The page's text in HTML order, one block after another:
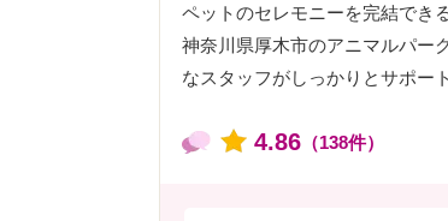
ペットのセレモニーを完結でき
神奈川県厚木市のアニマルパー
なスタッフがしっかりとサポー
4.86 （138件）